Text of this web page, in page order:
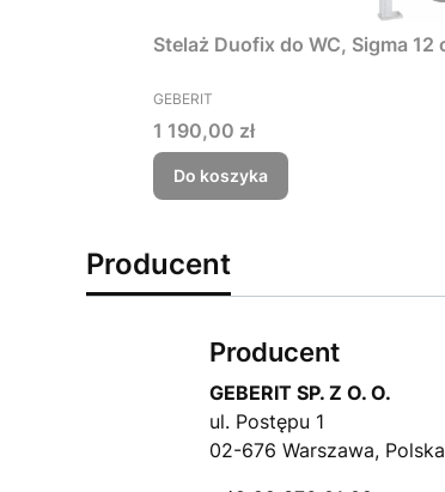
PRODUCENT
GEBERIT
Cena
1 190,00 zł
Do koszyka
Producent
Producent
GEBERIT SP. Z O. O.
ul. Postępu 1
02-676 Warszawa, Polska